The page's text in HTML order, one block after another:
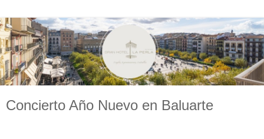
Concierto Año Nuevo en Baluarte